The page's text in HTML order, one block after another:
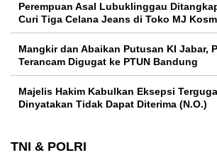
Perempuan Asal Lubuklinggau
Curi Tiga Celana Jeans di Toko MJ
Mangkir dan Abaikan Putusan KI Jabar,
Terancam Digugat ke PTUN Bandung
Majelis Hakim Kabulkan Eksepsi
Dinyatakan Tidak Dapat Diterima (N.O.)
TNI & POLRI